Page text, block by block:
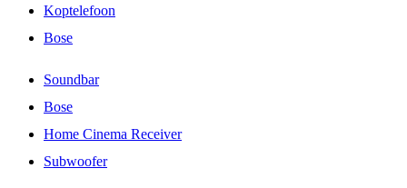
Koptelefoon
Bose
Soundbar
Bose
Home Cinema Receiver
Subwoofer